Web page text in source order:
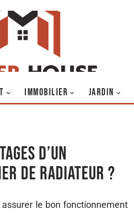
IMMOBILIER JARDIN
d’un
de radiateur ?
le bon fonctionnement